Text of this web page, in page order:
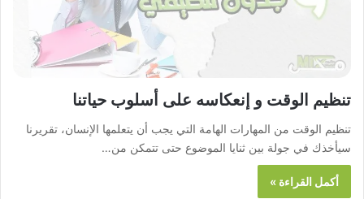
تنظيم الوقت و إنعكاسه على أسلوب حياتنا
تنظيم الوقت من المهارات الهامة التي يجب أن يتعلمها الإنسان، تقريرنا
سيأخذك في جولة بين ثنايا الموضوع حتى تتمكن من…
أكمل القراءة »